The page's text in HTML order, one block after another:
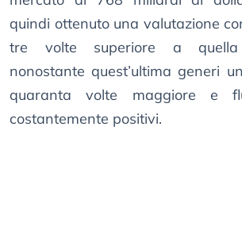
quindi ottenuto una valutazione
tre volte superiore a
nonostante quest’ultima generi
quaranta volte maggiore e
costantemente positivi.